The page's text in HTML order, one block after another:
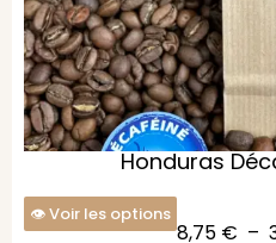
Honduras
Voir les options
8,75 € –